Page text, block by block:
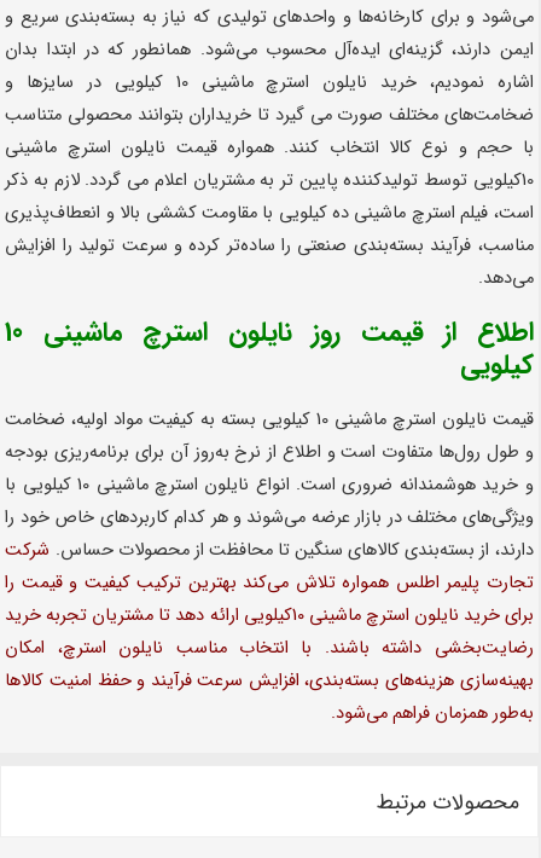
می‌شود و برای کارخانه‌ها و واحدهای تولیدی که نیاز به بسته‌بندی سریع و
ایمن دارند، گزینه‌ای ایده‌آل محسوب می‌شود. همانطور که در ابتدا بدان
اشاره نمودیم، خرید نایلون استرچ ماشینی 10 کیلویی در سایزها و
ضخامت‌های مختلف صورت می گیرد تا خریداران بتوانند محصولی متناسب
با حجم و نوع کالا انتخاب کنند. همواره قیمت نایلون استرچ ماشینی
10کیلویی توسط تولیدکننده پایین تر به مشتریان اعلام می گردد. لازم به ذکر
است، فیلم استرچ ماشینی ده کیلویی با مقاومت کششی بالا و انعطاف‌پذیری
مناسب، فرآیند بسته‌بندی صنعتی را ساده‌تر کرده و سرعت تولید را افزایش
می‌دهد.
اطلاع از قیمت روز نایلون استرچ ماشینی 10
کیلویی
قیمت نایلون استرچ ماشینی 10 کیلویی بسته به کیفیت مواد اولیه، ضخامت
و طول رول‌ها متفاوت است و اطلاع از نرخ به‌روز آن برای برنامه‌ریزی بودجه
و خرید هوشمندانه ضروری است. انواع نایلون استرچ ماشینی 10 کیلویی با
ویژگی‌های مختلف در بازار عرضه می‌شوند و هر کدام کاربردهای خاص خود را
دارند، از بسته‌بندی کالاهای سنگین تا محافظت از محصولات حساس. شرکت
تجارت پلیمر اطلس همواره تلاش می‌کند بهترین ترکیب کیفیت و قیمت را
برای خرید نایلون استرچ ماشینی 10کیلویی ارائه دهد تا مشتریان تجربه خرید
رضایت‌بخشی داشته باشند. با انتخاب مناسب نایلون استرچ، امکان
بهینه‌سازی هزینه‌های بسته‌بندی، افزایش سرعت فرآیند و حفظ امنیت کالاها
به‌طور همزمان فراهم می‌شود.
محصولات مرتبط